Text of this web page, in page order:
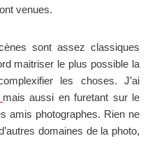
venues.
sont assez classiques
maitriser le plus possible la
les choses. J’ai
mais aussi en furetant sur le
amis photographes. Rien ne
domaines de la photo,